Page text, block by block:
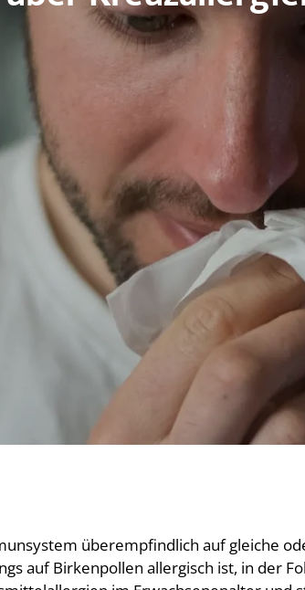
überempfindlich auf gleiche
auf Birkenpollen allergisch ist, in der